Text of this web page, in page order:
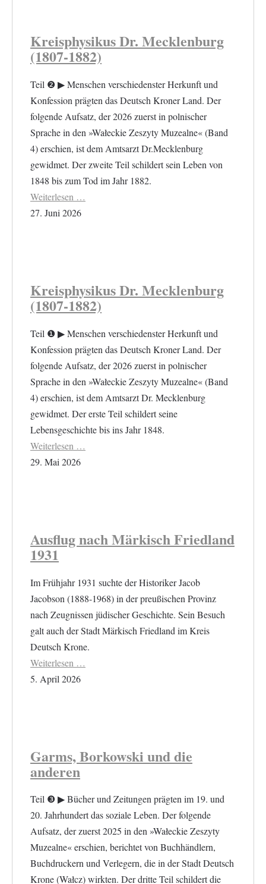
Kreisphysikus Dr. Mecklenburg
(1807-1882)
Teil ❷ ▶︎ Menschen verschiedenster Herkunft und
Konfession prägten das Deutsch Kroner Land. Der
folgende Aufsatz, der 2026 zuerst in polnischer
Sprache in den »Wałeckie Zeszyty Muzealne« (Band
4) erschien, ist dem Amtsarzt Dr.Mecklenburg
gewidmet. Der zweite Teil schildert sein Leben von
1848 bis zum Tod im Jahr 1882.
Weiterlesen …
27. Juni 2026
Kreisphysikus Dr. Mecklenburg
(1807-1882)
Teil ❶ ▶︎ Menschen verschiedenster Herkunft und
Konfession prägten das Deutsch Kroner Land. Der
folgende Aufsatz, der 2026 zuerst in polnischer
Sprache in den »Wałeckie Zeszyty Muzealne« (Band
4) erschien, ist dem Amtsarzt Dr. Mecklenburg
gewidmet. Der erste Teil schildert seine
Lebensgeschichte bis ins Jahr 1848.
Weiterlesen …
29. Mai 2026
Ausflug nach Märkisch Friedland
1931
Im Frühjahr 1931 suchte der Historiker Jacob
Jacobson (1888-1968) in der preußischen Provinz
nach Zeugnissen jüdischer Geschichte. Sein Besuch
galt auch der Stadt Märkisch Friedland im Kreis
Deutsch Krone.
Weiterlesen …
5. April 2026
Garms, Borkowski und die
anderen
Teil ❸ ▶︎ Bücher und Zeitungen prägten im 19. und
20. Jahrhundert das soziale Leben. Der folgende
Aufsatz, der zuerst 2025 in den »Wałeckie Zeszyty
Muzealne« erschien, berichtet von Buchhändlern,
Buchdruckern und Verlegern, die in der Stadt Deutsch
Krone (Wałcz) wirkten. Der dritte Teil schildert die